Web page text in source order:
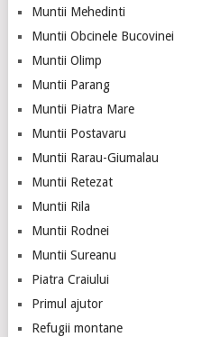
Muntii Mehedinti
Muntii Obcinele Bucovinei
Muntii Olimp
Muntii Parang
Muntii Piatra Mare
Muntii Postavaru
Muntii Rarau-Giumalau
Muntii Retezat
Muntii Rila
Muntii Rodnei
Muntii Sureanu
Piatra Craiului
Primul ajutor
Refugii montane